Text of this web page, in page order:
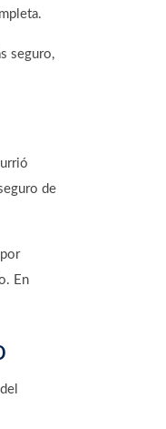
seguro,
de
En